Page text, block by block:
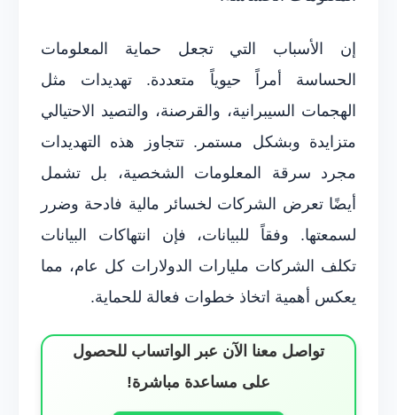
إن الأسباب التي تجعل حماية المعلومات
الحساسة أمراً حيوياً متعددة. تهديدات مثل
الهجمات السيبرانية، والقرصنة، والتصيد الاحتيالي
متزايدة وبشكل مستمر. تتجاوز هذه التهديدات
مجرد سرقة المعلومات الشخصية، بل تشمل
أيضًا تعرض الشركات لخسائر مالية فادحة وضرر
لسمعتها. وفقاً للبيانات، فإن انتهاكات البيانات
تكلف الشركات مليارات الدولارات كل عام، مما
يعكس أهمية اتخاذ خطوات فعالة للحماية.
تواصل معنا الآن عبر الواتساب للحصول
على مساعدة مباشرة!